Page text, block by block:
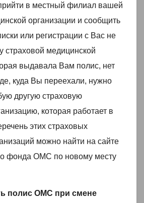
в местный филиал вашей
организации и сообщить
или регистрации с Вас не
страховой медицинской
выдавала Вам полис, нет
куда Вы переехали, нужно
другую страховую
которая работает в
этих страховых
можно найти на сайте
фонда ОМС по новому месту
полис ОМС при смене